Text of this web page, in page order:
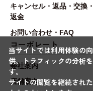
キャンセル・返品・交換
返金
お問い合わせ・FAQ
コーポレート
会社案内
店舗案内
当サイトでは利用体験の
供、トラフィックの分析
す。
サイトの閲覧を継続され